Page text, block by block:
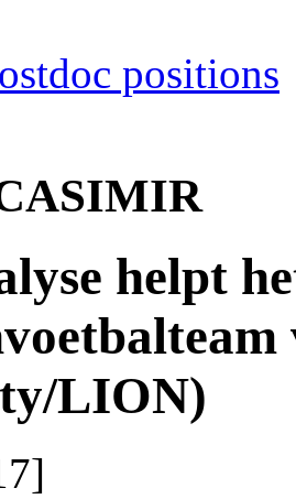
positions
helpt
LION)
]